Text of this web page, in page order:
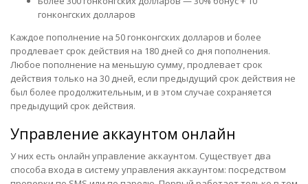
гонконгских долларов
Каждое пополнение на 50 гонконгских долларов и более
продлевает срок действия на 180 дней со дня пополнения.
Любое пополнение на меньшую сумму, продлевает срок
действия только на 30 дней, если предыдущий срок действия не
был более продолжительным, и в этом случае сохраняется
предыдущий срок действия.
Управление аккаунтом онлайн
У них есть онлайн управление аккаунтом. Существует два
способа входа в систему управления аккаунтом: посредством